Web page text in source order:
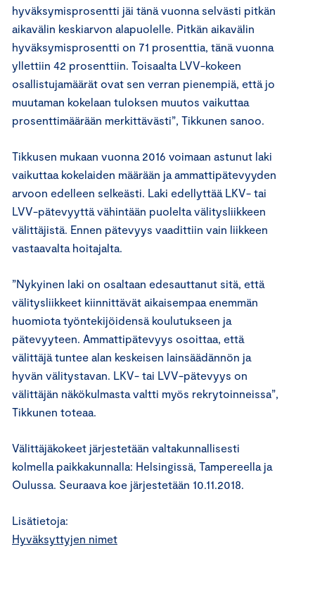
hyväksymisprosentti jäi tänä vuonna selvästi pitkän
aikavälin keskiarvon alapuolelle. Pitkän aikavälin
hyväksymisprosentti on 71 prosenttia, tänä vuonna
yllettiin 42 prosenttiin. Toisaalta LVV-kokeen
osallistujamäärät ovat sen verran pienempiä, että jo
muutaman kokelaan tuloksen muutos vaikuttaa
prosenttimäärään merkittävästi”, Tikkunen sanoo.
Tikkusen mukaan vuonna 2016 voimaan astunut laki
vaikuttaa kokelaiden määrään ja ammattipätevyyden
arvoon edelleen selkeästi. Laki edellyttää LKV- tai
LVV-pätevyyttä vähintään puolelta välitysliikkeen
välittäjistä. Ennen pätevyys vaadittiin vain liikkeen
vastaavalta hoitajalta.
”Nykyinen laki on osaltaan edesauttanut sitä, että
välitysliikkeet kiinnittävät aikaisempaa enemmän
huomiota työntekijöidensä koulutukseen ja
pätevyyteen. Ammattipätevyys osoittaa, että
välittäjä tuntee alan keskeisen lainsäädännön ja
hyvän välitystavan. LKV- tai LVV-pätevyys on
välittäjän näkökulmasta valtti myös rekrytoinneissa”,
Tikkunen toteaa.
Välittäjäkokeet järjestetään valtakunnallisesti
kolmella paikkakunnalla: Helsingissä, Tampereella ja
Oulussa. Seuraava koe järjestetään 10.11.2018.
Lisätietoja:
Hyväksyttyjen nimet